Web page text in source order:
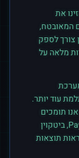
את
המאובטח,
צורך לספק
מלאה על
עוד יותר.
תומכים
במגוון אמצעי תשלום כולל כרטיסי אשראי, PayPal, ביטקוין
תוצאות